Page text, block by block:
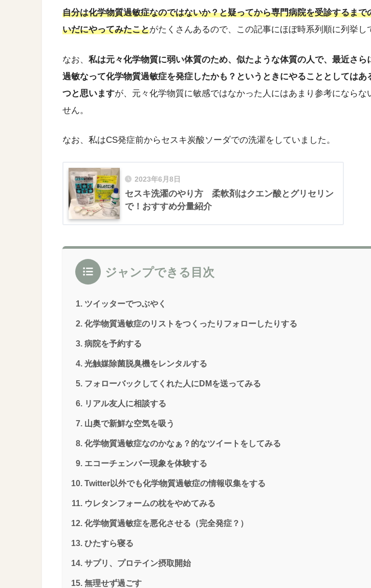
自分は化学物質過敏症なのではないか？と疑ってから専門病院を受診するまで
いだにやってみたことがたくさんあるので、この記事にほぼ時系列順に列挙し
なお、 私は元々化学物質に弱い体質のため、似たような体質の人で、最近さら
過敏なって化学物質過敏症を発症したかも？というときにやることとしてはあ
つと思いますが、元々化学物質に敏感ではなかった人にはあまり参考にならな
せん。
なお、私はCS発症前からセスキ炭酸ソーダでの洗濯をしていました。
2023年6月8日
セスキ洗濯のやり方 柔軟剤はクエン酸とグリセリン
で！おすすめ分量紹介
ジャンプできる目次
ツイッターでつぶやく
化学物質過敏症のリストをつくったりフォローしたりする
病院を予約する
光触媒除菌脱臭機をレンタルする
フォローバックしてくれた人にDMを送ってみる
リアル友人に相談する
山奥で新鮮な空気を吸う
化学物質過敏症なのかなぁ？的なツイートをしてみる
エコーチェンバー現象を体験する
Twitter以外でも化学物質過敏症の情報収集をする
ウレタンフォームの枕をやめてみる
化学物質過敏症を悪化させる（完全発症？）
ひたすら寝る
サプリ、プロテイン摂取開始
無理せず過ごす